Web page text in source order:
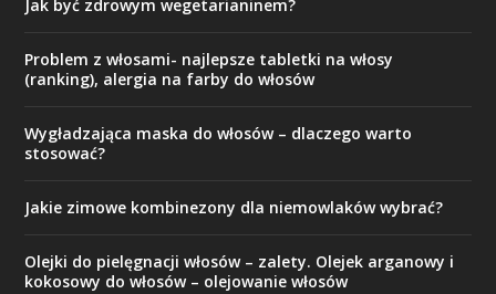
Jak być zdrowym wegetarianinem?
Problem z włosami- najlepsze tabletki na włosy
(ranking), alergia na farby do włosów
Wygładzająca maska do włosów – dlaczego warto
stosować?
Jakie zimowe kombinezony dla niemowlaków wybrać?
Olejki do pielęgnacji włosów – zalety. Olejek arganowy i
kokosowy do włosów – olejowanie włosów